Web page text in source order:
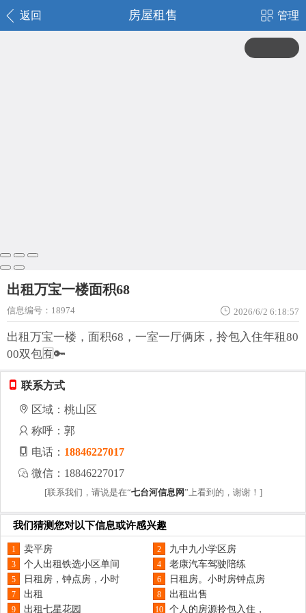
返回 房屋租售 管理
出租万宝一楼面积68
信息编号：18974 2026/6/2 6:18:57
出租万宝一楼，面积68，一室一厅俩床，拎包入住年租80
00双包🈶🔑
联系方式
区域：桃山区
称呼：郭
电话： 18846227017
微信：18846227017
[联系我们，请说是在“七台河信息网”上看到的，谢谢！]
我们猜测您对以下信息或许感兴趣
1 卖平房 2 九中九小学区房
3 个人出租铁选小区单间 4 老康汽车驾驶陪练
5 日租房，钟点房，小时 6 日租房。小时房钟点房
7 出租 8 出租出售
9 出租七星花园 10 个人的房源拎包入住，